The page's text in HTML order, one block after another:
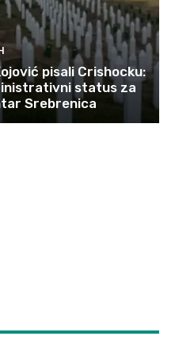
pisali Crishocku:
status za
Srebrenica